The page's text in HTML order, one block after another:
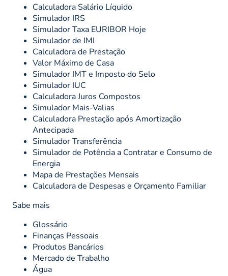
Calculadora Salário Líquido
Simulador IRS
Simulador Taxa EURIBOR Hoje
Simulador de IMI
Calculadora de Prestação
Valor Máximo de Casa
Simulador IMT e Imposto do Selo
Simulador IUC
Calculadora Juros Compostos
Simulador Mais-Valias
Calculadora Prestação após Amortização
Antecipada
Simulador Transferência
Simulador de Potência a Contratar e Consumo de
Energia
Mapa de Prestações Mensais
Calculadora de Despesas e Orçamento Familiar
Sabe mais
Glossário
Finanças Pessoais
Produtos Bancários
Mercado de Trabalho
Água